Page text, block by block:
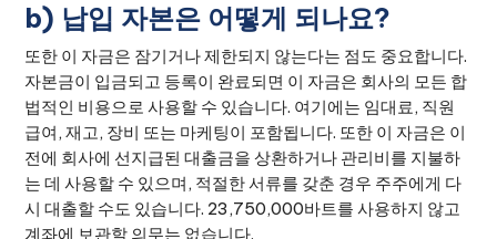
b) 납입 자본은 어떻게 되나요?
또한 이 자금은 잠기거나 제한되지 않는다는 점도 중요합니다.
자본금이 입금되고 등록이 완료되면 이 자금은 회사의 모든 합
법적인 비용으로 사용할 수 있습니다. 여기에는 임대료, 직원
급여, 재고, 장비 또는 마케팅이 포함됩니다. 또한 이 자금은 이
전에 회사에 선지급된 대출금을 상환하거나 관리비를 지불하
는 데 사용할 수 있으며, 적절한 서류를 갖춘 경우 주주에게 다
시 대출할 수도 있습니다. 23,750,000바트를 사용하지 않고
계좌에 보관할 의무는 없습니다.